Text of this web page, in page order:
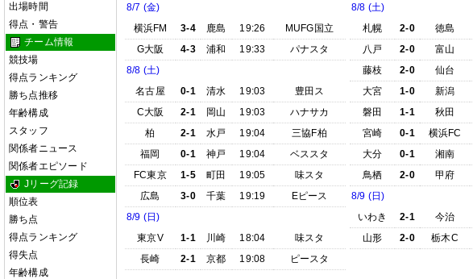
出場時間
得点・警告
チーム情報
競技場
得点ランキング
勝ち点推移
年齢構成
スタッフ
関係者ニュース
関係者エピソード
Jリーグ記録
順位表
勝ち点
得点ランキング
得失点
年齢構成
8/7 (金)
横浜FM
3-4 鹿島 19:26
MUFG国立
G大阪
4-3 浦和 19:33
パナスタ
8/8 (土)
名古屋
0-1 清水 19:03
豊田ス
C大阪
2-1 岡山 19:03
ハナサカ
柏
2-1 水戸 19:04
三協F柏
福岡
0-1 神戸 19:04
ベススタ
FC東京
1-5 町田 19:05
味スタ
広島
3-0 千葉 19:19
Eピース
8/9 (日)
東京V
1-1 川崎 18:04
味スタ
長崎
2-1 京都 19:08 ピースタ
8/8 (土)
札幌
2-0 徳島
八戸
2-0 富山
藤枝
2-0 仙台
大宮
1-0 新潟
磐田
1-1 秋田
宮崎
0-1 横浜FC
大分
0-1 湘南
鳥栖
2-0 甲府
8/9 (日)
いわき
2-1 今治
山形
2-0 栃木C